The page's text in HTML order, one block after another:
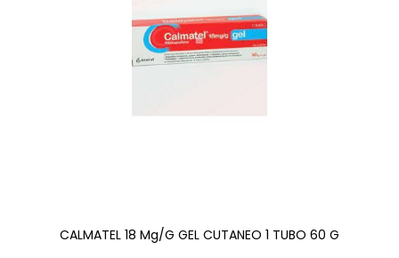
CALMATEL 18 Mg/g GEL CUTANEO 1 TUBO 60 G